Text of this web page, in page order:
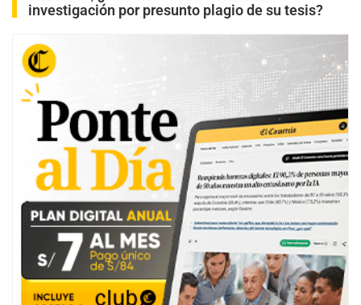
investigación por presunto plagio de su tesis?